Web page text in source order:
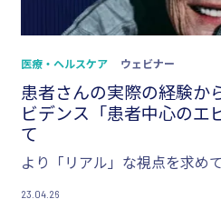
医療・ヘルスケア ウェビナー
患者さんの実際の経験か
ビデンス「患者中心のエ
て
より「リアル」な視点を求めて
23.04.26